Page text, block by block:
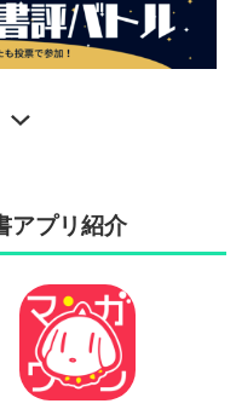
アプリ紹介